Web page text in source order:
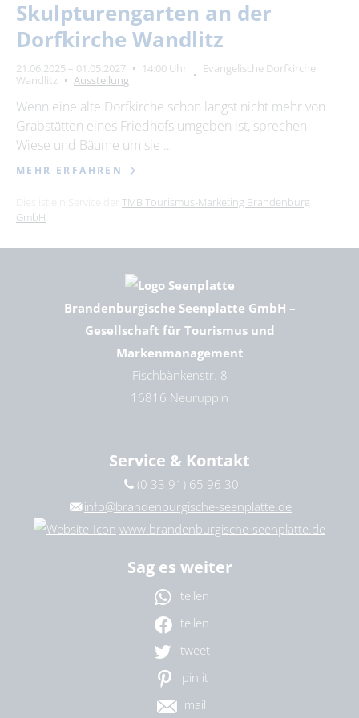
Skulpturengarten an der
Dorfkirche Wandlitz
21.06.2025 – 01.05.2027 14:00 Uhr
Evangelische Dorfkirche
Wandlitz
Ausstellung
Wenn eine alte Dorfkirche schon längst nicht mehr von
Grabstätten eines Friedhofs umgeben ist, sprechen
Wiese und Bäume um sie …
MEHR ERFAHREN
TMB Tourismus-Marketing Brandenburg
GmbH
Brandenburgische Seenplatte GmbH –
Gesellschaft für Tourismus und
Markenmanagement
Fischbänkenstr. 8
16816 Neuruppin
Service & Kontakt
(0 33 91) 65 96 30
info@brandenburgische-seenplatte.de
www.brandenburgische-seenplatte.de
Sag es weiter
teilen
teilen
tweet
pin it
mail